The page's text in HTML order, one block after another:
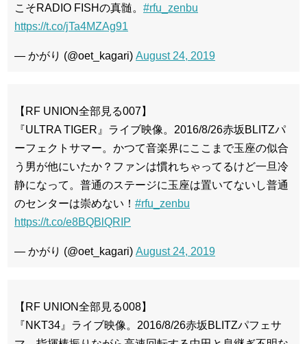
こそRADIO FISHの真髄。 #rfu_zenbu
https://t.co/jTa4MZAg91
— かがり (@oet_kagari) August 24, 2019
【RF UNION全部見る007】
『ULTRA TIGER』ライブ映像。2016/8/26赤坂BLITZパ
ーフェクトサマー。かつて音楽界にここまで玉座の似合
う男が他にいたか？ファンは慣れちゃってるけど一旦冷
静になって。普通のステージに玉座は置いてないし普通
のセンターは崇めない！ #rfu_zenbu
https://t.co/e8BQBlQRIP
— かがり (@oet_kagari) August 24, 2019
【RF UNION全部見る008】
『NKT34』ライブ映像。2016/8/26赤坂BLITZパフェサ